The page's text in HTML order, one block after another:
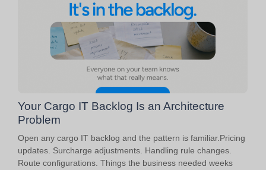
Your Cargo IT Backlog Is an Architecture
Problem
Open any cargo IT backlog and the pattern is familiar.Pricing
updates. Surcharge adjustments. Handling rule changes.
Route configurations. Things the business needed weeks